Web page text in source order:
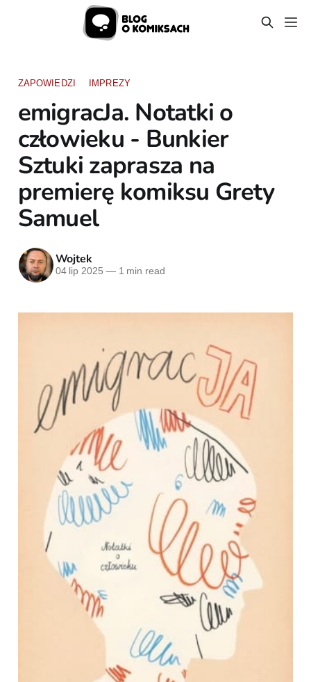
ZAPOWIEDZI IMPREZY
emigracJa. Notatki o
człowieku - Bunkier
Sztuki zaprasza na
premierę komiksu Grety
Samuel
Wojtek
04 lip 2025 —1 min read